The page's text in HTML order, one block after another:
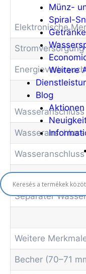
Münz-
Spiral-
Weitere
Blog
Aktionen
Elektronische
Stromversorgung
Energieverbrauch
Wasseranschluss
Wasseranschluss
Wasseranschluss
Separater
Weitere
Becher (70–71